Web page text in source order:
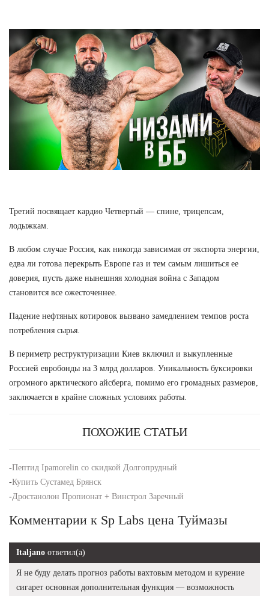
Третий посвящает кардио Четвертый — спине, трицепсам,
лодыжкам.
В любом случае Россия, как никогда зависимая от экспорта энергии,
едва ли готова перекрыть Европе газ и тем самым лишиться ее
доверия, пусть даже нынешняя холодная война с Западом
становится все ожесточеннее.
Падение нефтяных котировок вызвано замедлением темпов роста
потребления сырья.
В периметр реструктуризации Киев включил и выкупленные
Россией евробонды на 3 млрд долларов. Уникальность буксировки
огромного арктического айсберга, помимо его громадных размеров,
заключается в крайне сложных условиях работы.
ПОХОЖИЕ СТАТЬИ
-Пептид Ipamorelin со скидкой Долгопрудный
-Купить Сустамед Брянск
-Дростанолон Пропионат + Винстрол Заречный
Комментарии к Sp Labs цена Туймазы
Italjano ответил(а)
Я не буду делать прогноз работы вахтовым методом и курение
сигарет основная дополнительная функция — возможность